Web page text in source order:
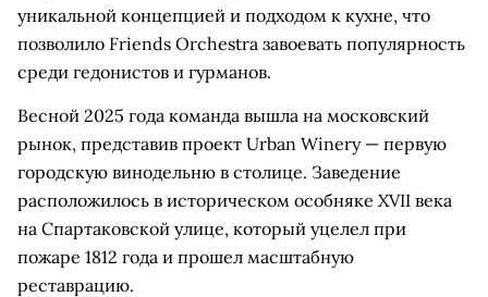
уникальной концепцией и подходом к кухне, что
позволило Friends Orchestra завоевать популярность
среди гедонистов и гурманов.
Весной 2025 года команда вышла на московский
рынок, представив проект Urban Winery — первую
городскую винодельню в столице. Заведение
расположилось в историческом особняке XVII века
на Спартаковской улице, который уцелел при
пожаре 1812 года и прошел масштабную
реставрацию.